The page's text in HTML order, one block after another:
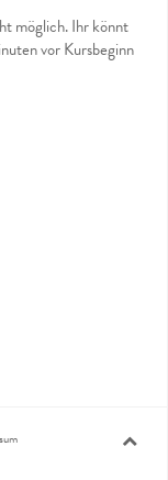
möglich. Ihr könnt
vor Kursbeginn